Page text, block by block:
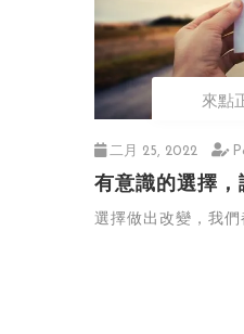
來點
二月 25, 2022
有意識的選擇，
選擇做出改變，我們